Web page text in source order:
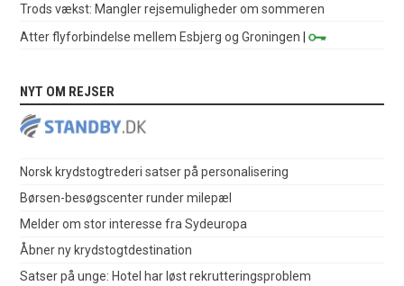
Trods vækst: Mangler rejsemuligheder om sommeren
Atter flyforbindelse mellem Esbjerg og Groningen |
NYT OM REJSER
Norsk krydstogtrederi satser på personalisering
Børsen-besøgscenter runder milepæl
Melder om stor interesse fra Sydeuropa
Åbner ny krydstogtdestination
Satser på unge: Hotel har løst rekrutteringsproblem